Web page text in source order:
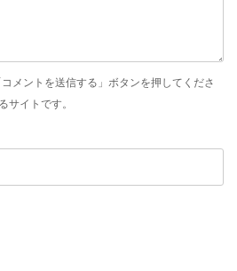
メントを送信する」ボタンを押してくださ
サイトです。